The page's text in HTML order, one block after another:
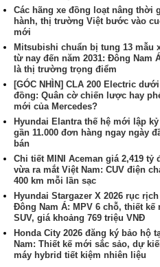
Các hãng xe đồng loạt nâng thời
hành, thị trường Việt bước vào
mới
Mitsubishi chuẩn bị tung 13 mẫu
từ nay đến năm 2031: Đông Nam
là thị trường trọng điểm
[GÓC NHÌN] CLA 200 Electric
đồng: Quân cờ chiến lược hay
mới của Mercedes?
Hyundai Elantra thế hệ mới lập
gần 11.000 đơn hàng ngay ngày
bán
Chi tiết MINI Aceman giá 2,419 tỷ
vừa ra mắt Việt Nam: CUV điện
400 km mỗi lần sạc
Hyundai Stargazer X 2026 rục
Đông Nam Á: MPV 6 chỗ, thiết kế
SUV, giá khoảng 769 triệu VNĐ
Honda City 2026 đăng ký bảo hộ
Nam: Thiết kế mới sắc sảo, dự
máy hybrid tiết kiệm nhiên liệu